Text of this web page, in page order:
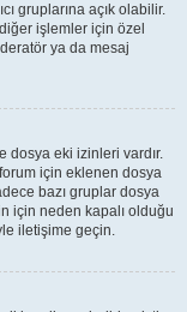
gruplarına açık olabilir.
işlemler için özel
ya da mesaj
dosya eki izinleri vardır.
için eklenen dosya
bazı gruplar dosya
için neden kapalı olduğu
iletişime geçin.